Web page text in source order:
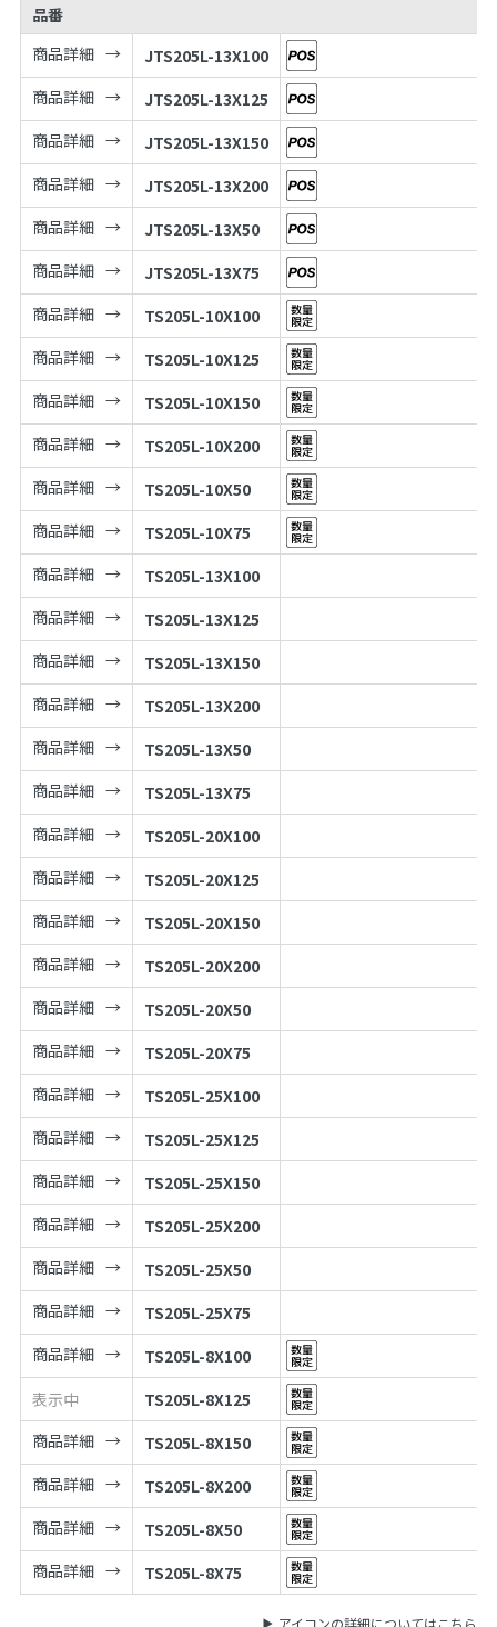
品番
商品詳細
JTS205L-13X100
商品詳細
JTS205L-13X125
商品詳細
JTS205L-13X150
商品詳細
JTS205L-13X200
商品詳細
JTS205L-13X50
商品詳細
JTS205L-13X75
商品詳細
TS205L-10X100
商品詳細
TS205L-10X125
商品詳細
TS205L-10X150
商品詳細
TS205L-10X200
商品詳細
TS205L-10X50
商品詳細
TS205L-10X75
商品詳細
TS205L-13X100
商品詳細
TS205L-13X125
商品詳細
TS205L-13X150
商品詳細
TS205L-13X200
商品詳細
TS205L-13X50
商品詳細
TS205L-13X75
商品詳細
TS205L-20X100
商品詳細
TS205L-20X125
商品詳細
TS205L-20X150
商品詳細
TS205L-20X200
商品詳細
TS205L-20X50
商品詳細
TS205L-20X75
商品詳細
TS205L-25X100
商品詳細
TS205L-25X125
商品詳細
TS205L-25X150
商品詳細
TS205L-25X200
商品詳細
TS205L-25X50
商品詳細
TS205L-25X75
商品詳細
TS205L-8X100
表示中
TS205L-8X125
商品詳細
TS205L-8X150
商品詳細
TS205L-8X200
商品詳細
TS205L-8X50
商品詳細
TS205L-8X75
アイコンの詳細についてはこちら